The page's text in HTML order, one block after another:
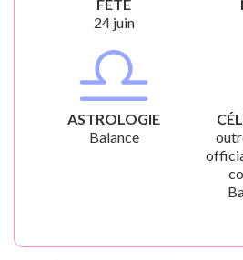
FÊTE
24 juin
ASTROLOGIE
Balance